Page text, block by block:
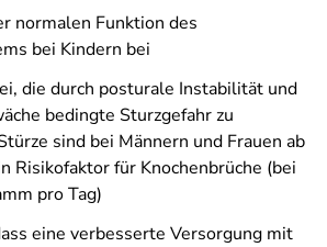
normalen Funktion des
bei Kindern bei
die durch posturale Instabilität und
bedingte Sturzgefahr zu
sind bei Männern und Frauen ab
Risikofaktor für Knochenbrüche (bei
pro Tag)
eine verbesserte Versorgung mit